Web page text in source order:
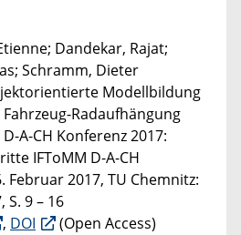
Dandekar, Rajat;
Schramm, Dieter
Modellbildung
Radaufhängung
A-CH Konferenz 2017:
IFToMM D-A-CH
Februar 2017, TU Chemnitz:
S. 9 – 16
, DOI
(Open Access)